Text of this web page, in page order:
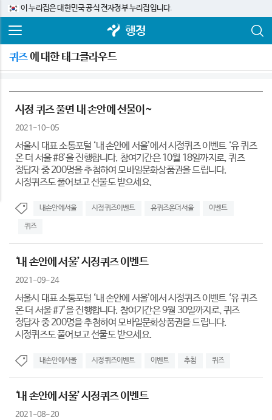
이 누리집은 대한민국 공식 전자정부 누리집입니다.
행정
퀴즈에 대한 태그클라우드
시정 퀴즈 풀면 내 손안에 선물이~
2021-10-05
서울시 대표 소통포털 ‘내 손안에 서울’에서 시정퀴즈 이벤트 ‘유 퀴즈
온 더 서울 #8’을 진행합니다. 참여기간은 10월 18일까지로, 퀴즈
정답자 중 200명을 추첨하여 모바일문화상품권을 드립니다.
시정퀴즈도 풀어보고 선물도 받으세요.
내손안에서울 시정퀴즈이벤트 유퀴즈온더서울 이벤트
퀴즈
‘내 손안에 서울’ 시정퀴즈 이벤트
2021-09-24
서울시 대표 소통포털 ‘내 손안에 서울’에서 시정퀴즈 이벤트 ‘유 퀴즈
온 더 서울 #7’을 진행합니다. 참여기간은 9월 30일까지로, 퀴즈
정답자 중 200명을 추첨하여 모바일문화상품권을 드립니다.
시정퀴즈도 풀어보고 선물도 받으세요.
내손안에서울 시정퀴즈이벤트 이벤트 추첨 퀴즈
‘내 손안에 서울’ 시정퀴즈 이벤트
2021-08-20